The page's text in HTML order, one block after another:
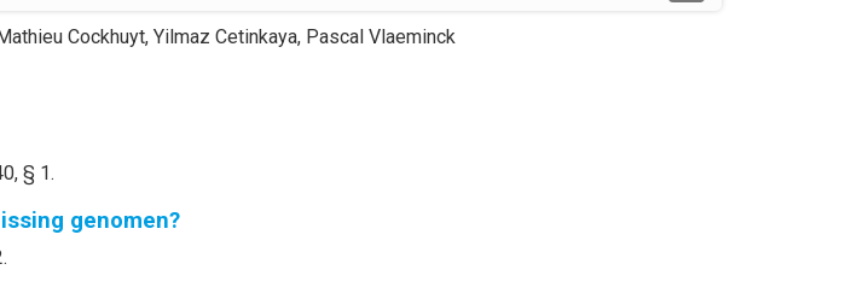
Cockhuyt, Yilmaz Cetinkaya, Pascal Vlaeminck
§ 1.
genomen?